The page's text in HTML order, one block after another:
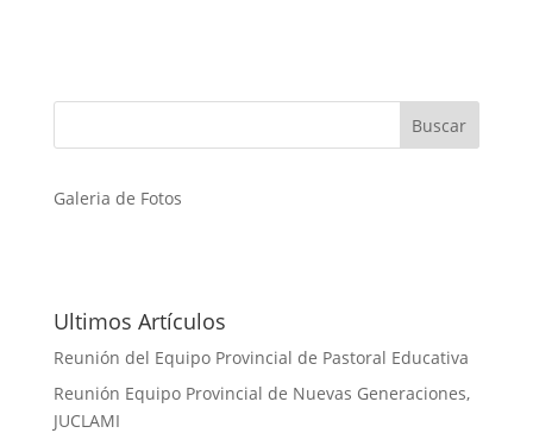
Galeria de Fotos
Ultimos Artículos
Reunión del Equipo Provincial de Pastoral Educativa
Reunión Equipo Provincial de Nuevas Generaciones,
JUCLAMI